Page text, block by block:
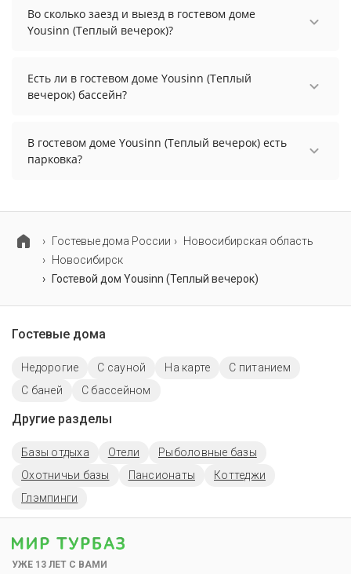
в гостевом доме Yousinn (Теплый вечерок),
выберите нужные даты и количество гостей.
Во сколько заезд и выезд в гостевом доме
Yousinn (Теплый вечерок)?
осуществить до 11:00.
Есть ли в гостевом доме Yousinn (Теплый
вечерок) бассейн?
бассейна.
В гостевом доме Yousinn (Теплый вечерок) есть
парковка?
Гостевые дома России
Новосибирская область
Новосибирск
Гостевой дом Yousinn (Теплый вечерок)
Гостевые дома
Недорогие С сауной На карте
С питанием
С баней
С бассейном
Другие разделы
Базы отдыха Отели
Рыболовные базы
Охотничьи базы
Пансионаты
Коттеджи
Глэмпинги
УЖЕ 13 ЛЕТ С ВАМИ